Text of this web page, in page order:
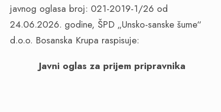
javnog oglasa broj: 021-2019-1/26 od
24.06.2026. godine, ŠPD „Unsko-sanske šume“
d.o.o. Bosanska Krupa raspisuje:
Javni oglas za prijem pripravnika